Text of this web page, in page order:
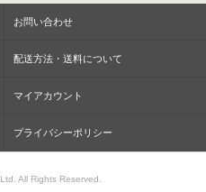
お問い合わせ
配送方法・送料について
マイアカウント
プライバシーポリシー
All Rights Reserved.